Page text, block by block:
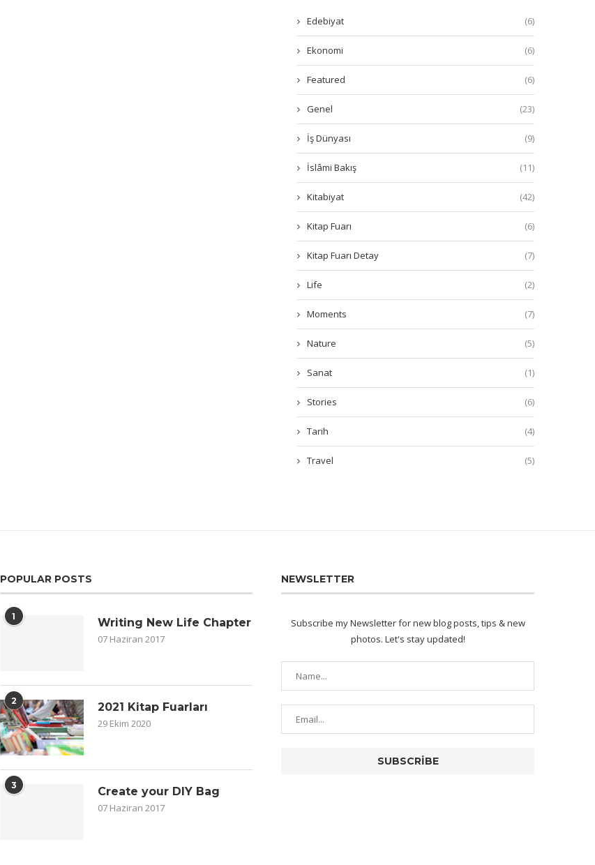
Edebiyat (6)
Ekonomi (6)
Featured (6)
Genel (23)
İş Dünyası (9)
İslâmi Bakış (11)
Kitabiyat (42)
Kitap Fuarı (6)
Kitap Fuarı Detay (7)
Life (2)
Moments (7)
Nature (5)
Sanat (1)
Stories (6)
Tarih (4)
Travel (5)
POPULAR POSTS
1 Writing New Life Chapter
07 Haziran 2017
2 2021 Kitap Fuarları
29 Ekim 2020
3 Create your DIY Bag
07 Haziran 2017
NEWSLETTER
Subscribe my Newsletter for new blog posts, tips & new
photos. Let's stay updated!